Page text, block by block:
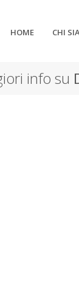
HOME CHI
info su